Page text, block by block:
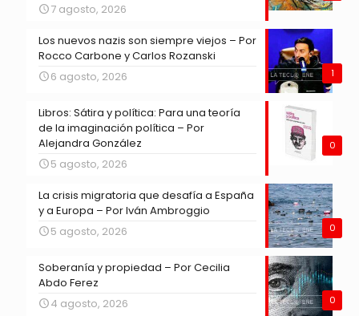
7 agosto, 2026
1
Los nuevos nazis son siempre viejos – Por
Rocco Carbone y Carlos Rozanski
6 agosto, 2026
0
Libros: Sátira y política: Para una teoría
de la imaginación política – Por
Alejandra González
5 agosto, 2026
0
La crisis migratoria que desafía a España
y a Europa – Por Iván Ambroggio
5 agosto, 2026
0
Soberanía y propiedad – Por Cecilia
Abdo Ferez
4 agosto, 2026